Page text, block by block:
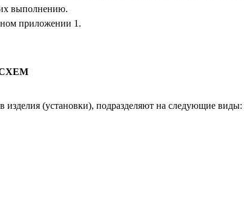
выполнению.
приложении 1.
изделия (установки), подразделяют на следующие виды: